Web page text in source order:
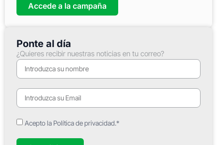
Accede a la campaña
Ponte al día
¿Quieres recibir nuestras noticias en tu correo?
Acepto la Política de privacidad.*